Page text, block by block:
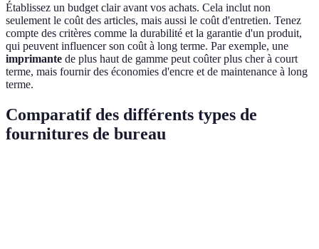
Établissez un budget clair avant vos achats. Cela inclut non
seulement le coût des articles, mais aussi le coût d'entretien. Tenez
compte des critères comme la durabilité et la garantie d'un produit,
qui peuvent influencer son coût à long terme. Par exemple, une
imprimante de plus haut de gamme peut coûter plus cher à court
terme, mais fournir des économies d'encre et de maintenance à long
terme.
Comparatif des différents types de
fournitures de bureau